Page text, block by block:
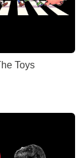
Toys